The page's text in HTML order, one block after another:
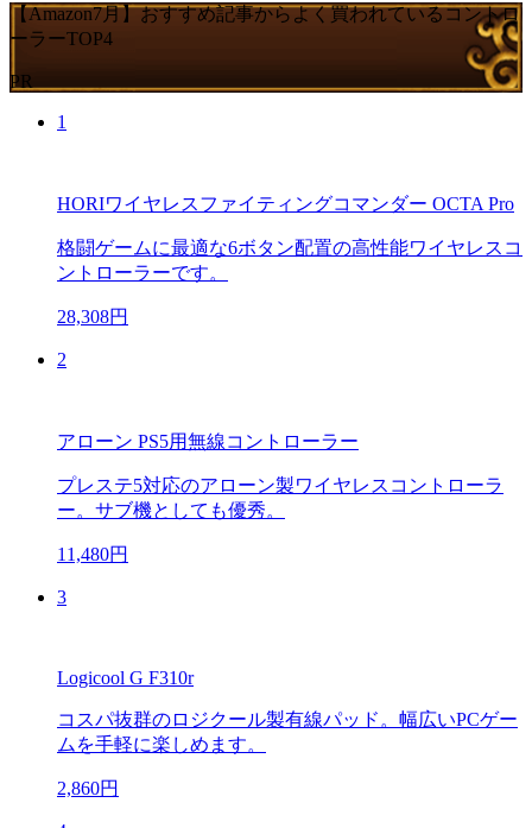
【Amazon7月】おすすめ記事からよく買われているコントロ
ーラーTOP4
PR
1
HORIワイヤレスファイティングコマンダー OCTA Pro
格闘ゲームに最適な6ボタン配置の高性能ワイヤレスコ
ントローラーです。
28,308円
2
アローン PS5用無線コントローラー
プレステ5対応のアローン製ワイヤレスコントローラ
ー。サブ機としても優秀。
11,480円
3
Logicool G F310r
コスパ抜群のロジクール製有線パッド。幅広いPCゲー
ムを手軽に楽しめます。
2,860円